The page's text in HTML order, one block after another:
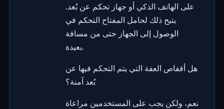
على الهاتف الذكي أو جهاز تحكم عن بُعد.
يتيح ذلك لحامل المفتاح التحكم في
الوصول إلى الجهاز حتى من مسافة
بعيدة.
هل أقفاص العفة التي يتم التحكم فيها عن
بُعد آمنة؟
نعم، ولكن يجب على المستخدمين مراعاة